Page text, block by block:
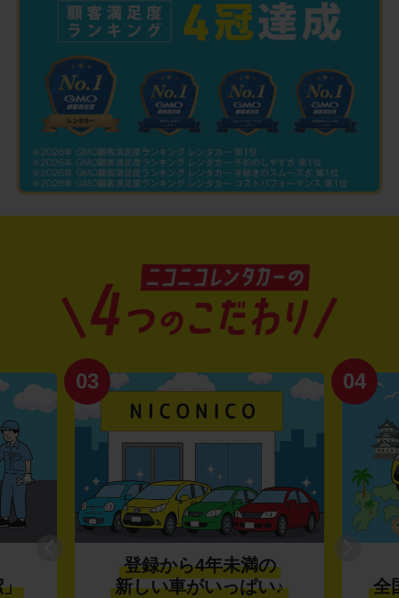
」
03
登録から4年未満の
新しい車がいっぱい♪
04
全